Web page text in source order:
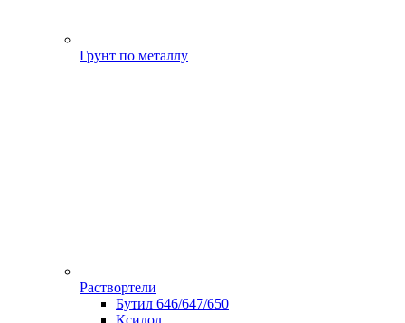
Грунт по металлу
Раствортели
Бутил 646/647/650
Ксилол